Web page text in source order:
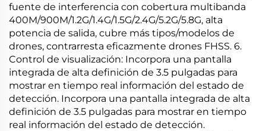
fuente de interferencia con cobertura multibanda
400M/900M/1.2G/1.4G/1.5G/2.4G/5.2G/5.8G, alta
potencia de salida, cubre más tipos/modelos de
drones, contrarresta eficazmente drones FHSS. 6.
Control de visualización: Incorpora una pantalla
integrada de alta definición de 3.5 pulgadas para
mostrar en tiempo real información del estado de
detección. Incorpora una pantalla integrada de alta
definición de 3.5 pulgadas para mostrar en tiempo
real información del estado de detección.